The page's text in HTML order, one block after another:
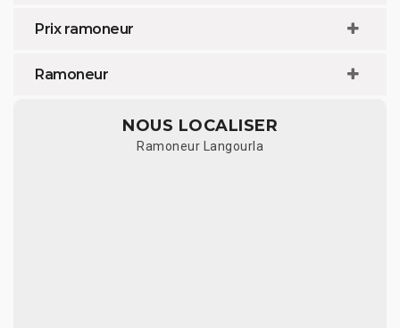
Prix ramoneur
Ramoneur
NOUS LOCALISER
Ramoneur Langourla